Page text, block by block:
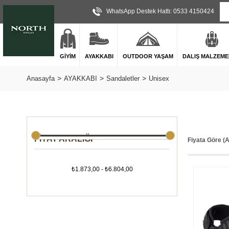
WhatsApp Destek Hattı: 0533 4150424
GİYİM AYAKKABI OUTDOOR YAŞAM DALIŞ
Anasayfa AYAKKABI Sandaletler Unisex
FIYAT ARALIĞI
₺1.873,00 - ₺6.804,00
Fiyata Göre